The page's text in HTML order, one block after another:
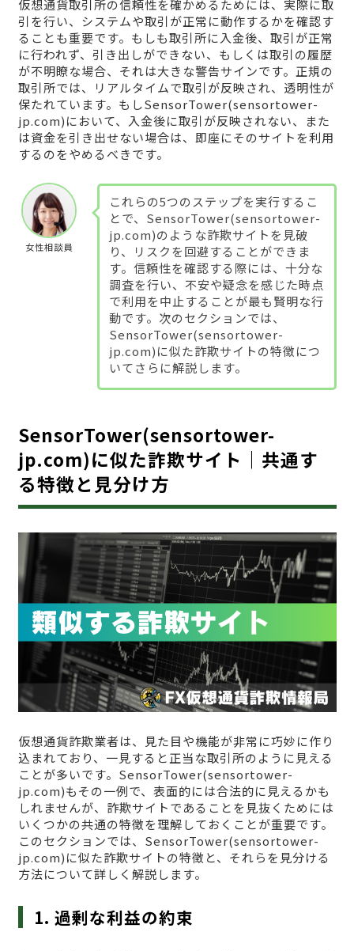
仮想通貨取引所の信頼性を確かめるためには、実際に取
引を行い、システムや取引が正常に動作するかを確認す
ることも重要です。もしも取引所に入金後、取引が正常
に行われず、引き出しができない、もしくは取引の履歴
が不明瞭な場合、それは大きな警告サインです。正規の
取引所では、リアルタイムで取引が反映され、透明性が
保たれています。もしSensorTower(sensortower-
jp.com)において、入金後に取引が反映されない、また
は資金を引き出せない場合は、即座にそのサイトを利用
するのをやめるべきです。
女性相談員
これらの5つのステップを実行するこ
とで、SensorTower(sensortower-
jp.com)のような詐欺サイトを見破
り、リスクを回避することができま
す。信頼性を確認する際には、十分な
調査を行い、不安や疑念を感じた時点
で利用を中止することが最も賢明な行
動です。次のセクションでは、
SensorTower(sensortower-
jp.com)に似た詐欺サイトの特徴につ
いてさらに解説します。
SensorTower(sensortower-
jp.com)に似た詐欺サイト｜共通す
る特徴と見分け方
仮想通貨詐欺業者は、見た目や機能が非常に巧妙に作り
込まれており、一見すると正当な取引所のように見える
ことが多いです。SensorTower(sensortower-
jp.com)もその一例で、表面的には合法的に見えるかも
しれませんが、詐欺サイトであることを見抜くためには
いくつかの共通の特徴を理解しておくことが重要です。
このセクションでは、SensorTower(sensortower-
jp.com)に似た詐欺サイトの特徴と、それらを見分ける
方法について詳しく解説します。
1. 過剰な利益の約束